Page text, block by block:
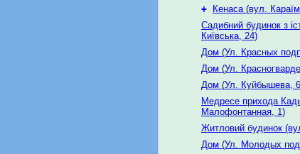
+
Кенаса (вул.
Садибний будинок з
Київська, 24)
Дом (Ул. Красных
Дом (Ул.
Дом (Ул. Куйбышева,
Медресе прихода
Малофонтанная, 1)
Житловий будинок
Дом (Ул. Молодых